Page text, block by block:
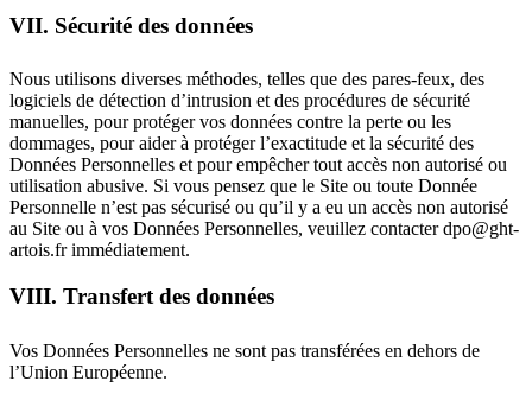
VII. Sécurité des données
Nous utilisons diverses méthodes, telles que des pares-feux, des
logiciels de détection d’intrusion et des procédures de sécurité
manuelles, pour protéger vos données contre la perte ou les
dommages, pour aider à protéger l’exactitude et la sécurité des
Données Personnelles et pour empêcher tout accès non autorisé ou
utilisation abusive. Si vous pensez que le Site ou toute Donnée
Personnelle n’est pas sécurisé ou qu’il y a eu un accès non autorisé
au Site ou à vos Données Personnelles, veuillez contacter dpo@ght-
artois.fr immédiatement.
VIII. Transfert des données
Vos Données Personnelles ne sont pas transférées en dehors de
l’Union Européenne.